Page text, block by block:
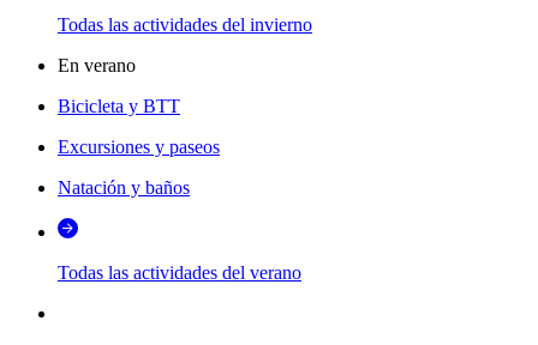
Todas las actividades del invierno
En verano
Bicicleta y BTT
Excursiones y paseos
Natación y baños
Todas las actividades del verano